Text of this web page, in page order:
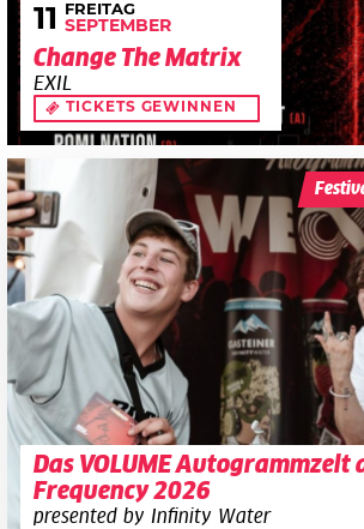
11 FREITAG
SEPTEMBER
Change The Matrix
EXIL
TICKETS GEWINNEN
Das VOLUME Autogrammzelt
Frequency 2026
presented by Infinity Water